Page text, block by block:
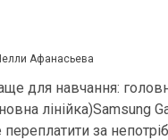
Афанасьева
для навчання:
лінійка)Samsung
за